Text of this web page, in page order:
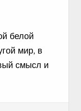
белой
мир, в
смысл и